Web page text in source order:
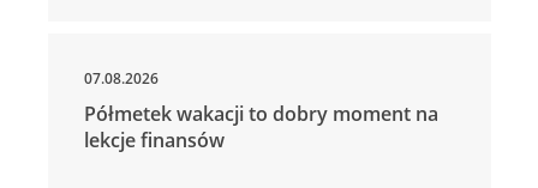
07.08.2026
Półmetek wakacji to dobry moment na
lekcje finansów